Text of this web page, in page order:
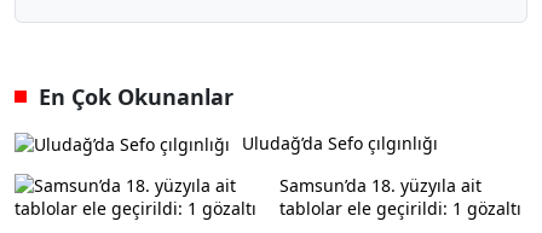
En Çok Okunanlar
Uludağ’da Sefo çılgınlığı
Samsun’da 18. yüzyıla ait
tablolar ele geçirildi: 1 gözaltı